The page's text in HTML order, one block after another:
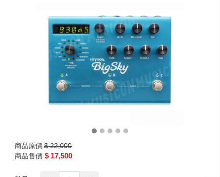
商品原價 $ 22,000
商品售價 $ 17,500